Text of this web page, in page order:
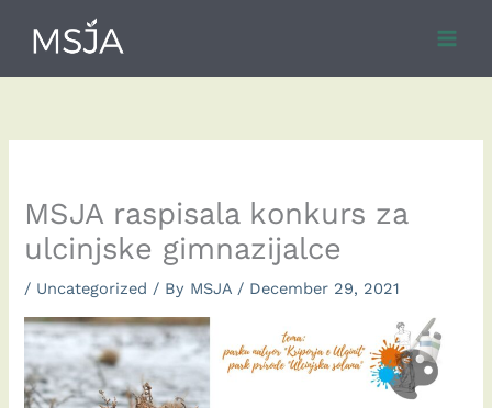
content
MSJA raspisala konkurs za
ulcinjske gimnazijalce
/ Uncategorized / By MSJA / December 29, 2021